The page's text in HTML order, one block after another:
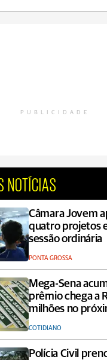
PUBLICIDADE
NOTÍCIAS
Câmara Jovem
quatro projetos
sessão ordinária
PONTA GROSSA
Mega-Sena
prêmio chega a
milhões no
COTIDIANO
Polícia Civil